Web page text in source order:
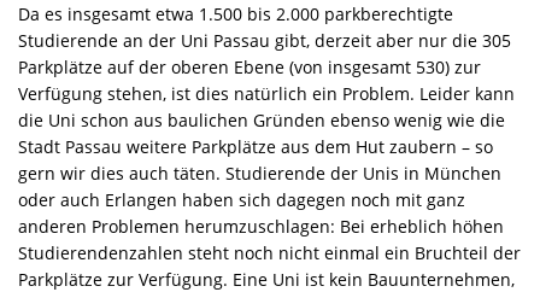
Da es insgesamt etwa 1.500 bis 2.000 parkberechtigte
Studierende an der Uni Passau gibt, derzeit aber nur die 305
Parkplätze auf der oberen Ebene (von insgesamt 530) zur
Verfügung stehen, ist dies natürlich ein Problem. Leider kann
die Uni schon aus baulichen Gründen ebenso wenig wie die
Stadt Passau weitere Parkplätze aus dem Hut zaubern – so
gern wir dies auch täten. Studierende der Unis in München
oder auch Erlangen haben sich dagegen noch mit ganz
anderen Problemen herumzuschlagen: Bei erheblich höhen
Studierendenzahlen steht noch nicht einmal ein Bruchteil der
Parkplätze zur Verfügung. Eine Uni ist kein Bauunternehmen,